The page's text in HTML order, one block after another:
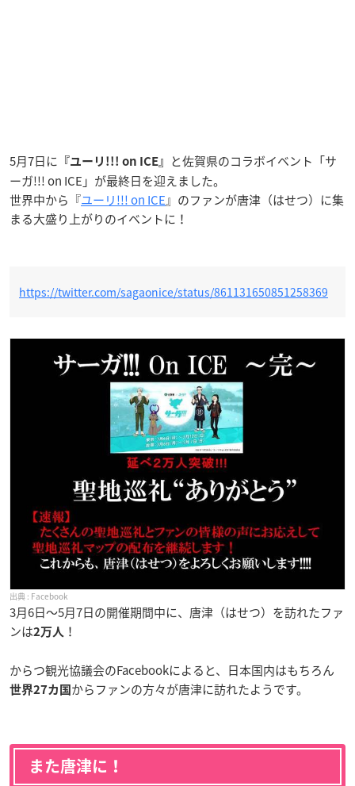
5月7日に 『ユ ーリ!!! on ICE』 と佐賀県のコラボイベント「サ
ーガ!!! on ICE」が最終日を迎えました。
世界中から『ユーリ!!! on ICE』のファンが唐津（はせつ）に集
まる大盛り上がりのイベントに！
https://twitter.com/sagaonice/status/861131650851258369
Facebook
3月6日〜5月7日の開催期間中に、唐津（はせつ）を訪れたファ
ンは2万人 ！
からつ観光協議会のFacebookによると、日本国内はもちろん
世界27カ国 からファンの方々が唐津に訪れたようです。
また唐津に！